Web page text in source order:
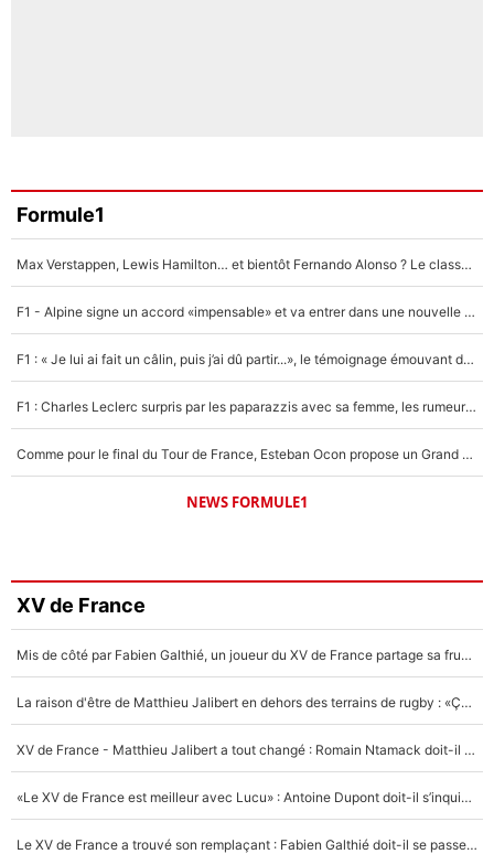
Formule1
Max Verstappen, Lewis Hamilton… et bientôt Fernando Alonso ? Le classement des pilotes les mieux payés en Formule 1 risque de changer !
F1 - Alpine signe un accord «impensable» et va entrer dans une nouvelle dimension : Grande nouvelle pour Pierre Gasly !
F1 : « Je lui ai fait un câlin, puis j’ai dû partir...», le témoignage émouvant de Max Verstappen sur sa fille
F1 : Charles Leclerc surpris par les paparazzis avec sa femme, les rumeurs étaient vraies !
Comme pour le final du Tour de France, Esteban Ocon propose un Grand Prix de Formule 1 à Paris : «Autour de l’Arc de Triomphe, ce serait génial» !
NEWS FORMULE1
XV de France
Mis de côté par Fabien Galthié, un joueur du XV de France partage sa frustration : «ils ne me l’ont pas dit tout de suite»
La raison d'être de Matthieu Jalibert en dehors des terrains de rugby : «Ça m'atteint autant que si tu touches à un membre de ma famille»
XV de France - Matthieu Jalibert a tout changé : Romain Ntamack doit-il s’inquiéter pour sa place à un an de la Coupe du monde ?
«Le XV de France est meilleur avec Lucu» : Antoine Dupont doit-il s’inquiéter pour sa place ?
Le XV de France a trouvé son remplaçant : Fabien Galthié doit-il se passer d'Antoine Dupont ?